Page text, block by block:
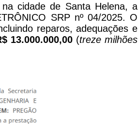
cidade de Santa Helena, a
SRP nº 04/2025. O
reparos, adequações e
13.000.000,00 (treze milhões